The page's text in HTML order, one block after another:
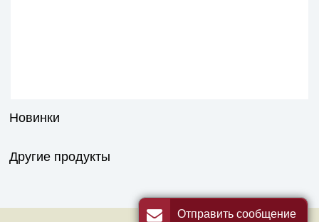
Новинки
Другие продукты
Отправить сообщение